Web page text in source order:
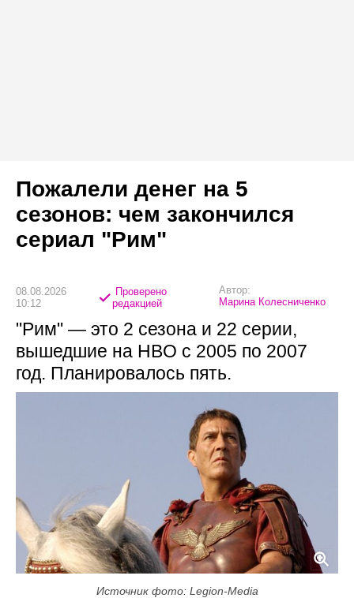
Пожалели денег на 5
сезонов: чем закончился
сериал "Рим"
08.08.2026
10:12
Проверено
редакцией
Автор:
Марина Колесниченко
"Рим" — это 2 сезона и 22 серии,
вышедшие на HBO с 2005 по 2007
год. Планировалось пять.
Источник фото: Legion-Media